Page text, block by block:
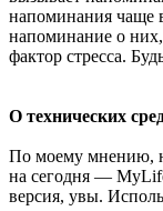
напоминания чаще
напоминание о
фактор стресса.
О технических
По моему мнению,
на сегодня —
версия, увы.